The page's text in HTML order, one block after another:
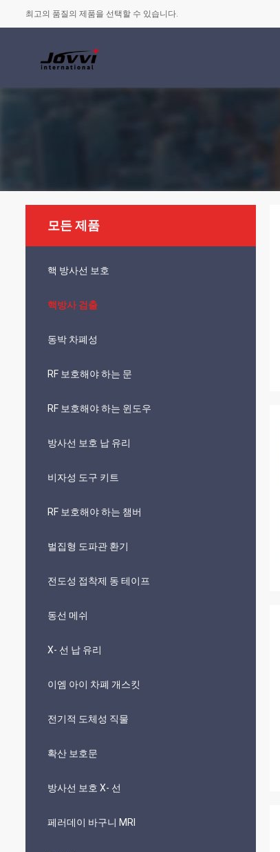
최고의 품질의 제품을 선택할 수 있습니다.
모든 제품
핵 방사선 보호
핵방사 검출
동박 차폐성
RF 보호해야 하는 문
RF 보호해야 하는 윈도우
방사선 보호 납 유리
비자성 도구 키트
RF 보호해야 하는 챔버
벌집형 도파관 환기
전도성 접착제 동 테이프
동선 메쉬
X- 선 납 유리
이엠 아이 차폐 개스킷
전기적 도체성 직물
확산 보호문
방사선 보호 X- 선
페러데이 바구니 MRI